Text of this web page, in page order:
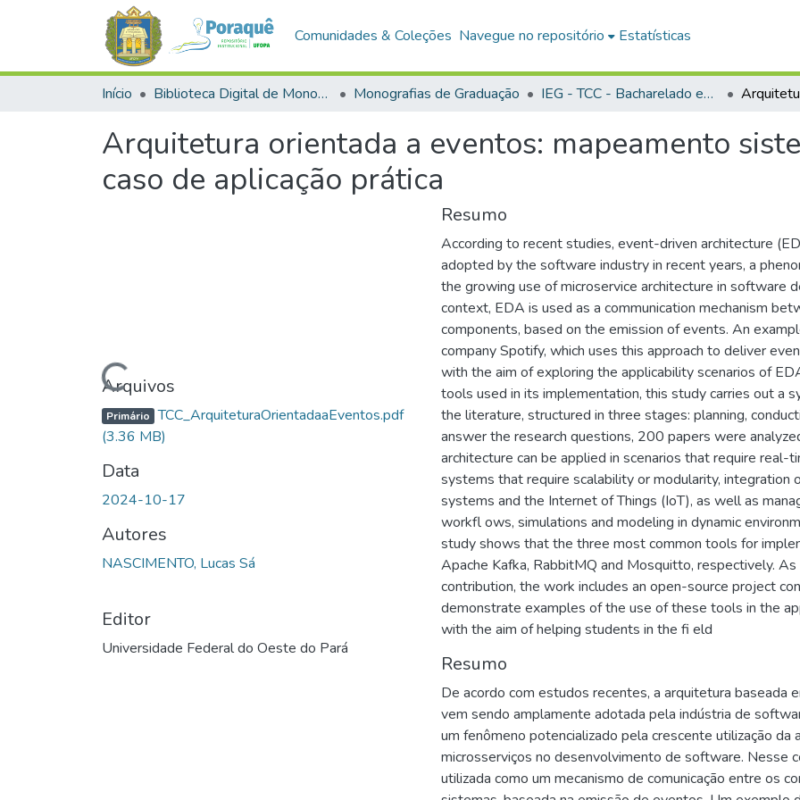
Comunidades & Coleções Navegue no repositório Estatísticas
Início Biblioteca Digital de Monografias (BDM) Monografias de Graduação IEG - TCC - Bacharelado em Sistemas de Informação
Arquitetura orientada a eventos: mapeamento
caso de aplicação prática
Carregando...Arquivos
Primário TCC_ArquiteturaOrientadaaEventos.pdf
(3.36 MB)
Data
2024-10-17
Autores
NASCIMENTO, Lucas Sá
Editor
Universidade Federal do Oeste do Pará
Resumo
According to recent studies, event-driven architecture
adopted by the software industry in recent years, a
the growing use of microservice architecture in software
context, EDA is used as a communication mechanism
components, based on the emission of events. An
company Spotify, which uses this approach to deliver
with the aim of exploring the applicability scenarios of
tools used in its implementation, this study carries out a
the literature, structured in three stages: planning,
answer the research questions, 200 papers were
architecture can be applied in scenarios that require real-
systems that require scalability or modularity, integration
systems and the Internet of Things (IoT), as well as
workfl ows, simulations and modeling in dynamic
study shows that the three most common tools for
Apache Kafka, RabbitMQ and Mosquitto, respectively. As
contribution, the work includes an open-source project
demonstrate examples of the use of these tools in the
with the aim of helping students in the fi eld
Resumo
De acordo com estudos recentes, a arquitetura baseada
vem sendo amplamente adotada pela indústria de
um fenômeno potencializado pela crescente utilização da
microsserviços no desenvolvimento de software. Nesse
utilizada como um mecanismo de comunicação entre os